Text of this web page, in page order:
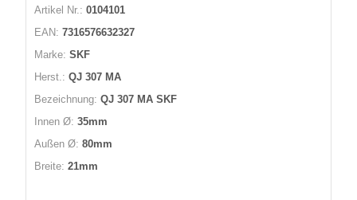
Artikel Nr.: 0104101
EAN: 7316576632327
Marke: SKF
Herst.: QJ 307 MA
Bezeichnung: QJ 307 MA SKF
Innen Ø: 35mm
Außen Ø: 80mm
Breite: 21mm